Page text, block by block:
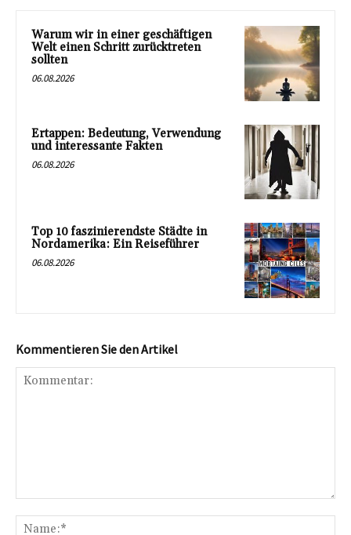
Warum wir in einer geschäftigen
Welt einen Schritt zurücktreten
sollten
06.08.2026
Ertappen: Bedeutung, Verwendung
und interessante Fakten
06.08.2026
Top 10 faszinierendste Städte in
Nordamerika: Ein Reiseführer
06.08.2026
Kommentieren Sie den Artikel